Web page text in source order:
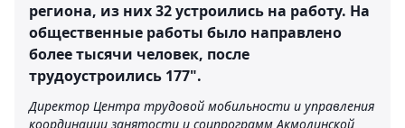
региона, из них 32 устроились на работу. На
общественные работы было направлено
более тысячи человек, после
трудоустроились 177".
Директор Центра трудовой мобильности и управления
координации занятости и соцпрограмм Акмолинской